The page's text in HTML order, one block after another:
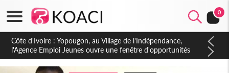
0
Côte d'Ivoire : CHU de Treichville, après la fronde, les agents
contractuels obtiennent un accord avec la direction sur les
arriérés du SMIG 2023